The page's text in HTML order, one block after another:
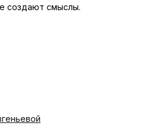
создают смыслы.